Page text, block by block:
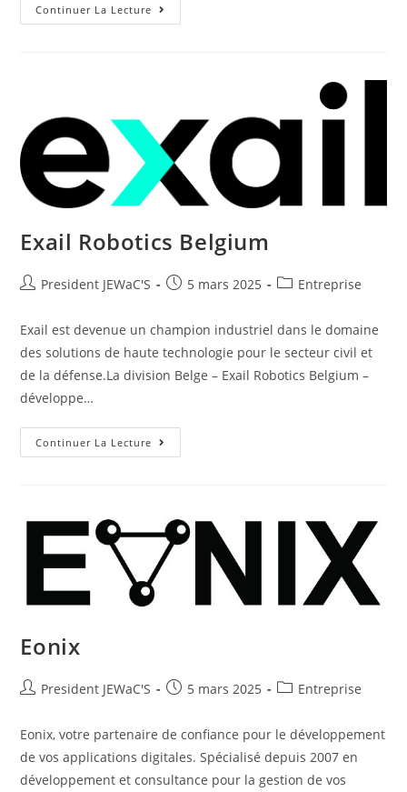
Continuer La Lecture
Exail Robotics Belgium
President JEWaC'S 5 mars 2025 Entreprise
Exail est devenue un champion industriel dans le domaine
des solutions de haute technologie pour le secteur civil et
de la défense.La division Belge – Exail Robotics Belgium –
développe…
Continuer La Lecture
Eonix
President JEWaC'S 5 mars 2025 Entreprise
Eonix, votre partenaire de confiance pour le développement
de vos applications digitales. Spécialisé depuis 2007 en
développement et consultance pour la gestion de vos